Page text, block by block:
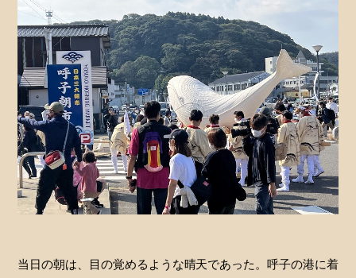
当日の朝は、目の覚めるような晴天であった。呼子の港に着